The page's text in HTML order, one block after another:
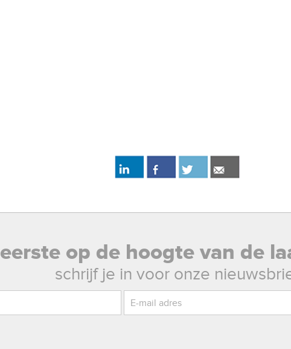
op de hoogte van de
schrijf je in voor onze